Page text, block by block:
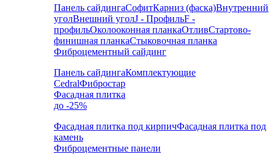
Панель сайдингаСофитКарниз (фаска)Внутренний
уголВнешний уголJ - ПрофильF -
профильОколооконная планкаОтливСтартово-
финишная планкаСтыковочная планка
Фиброцементный сайдинг
Панель сайдингаКомплектующие
CedralФибростар
Фасадная плитка
до -25%
Фасадная плитка под кирпичФасадная плитка под
камень
Фиброцементные панели